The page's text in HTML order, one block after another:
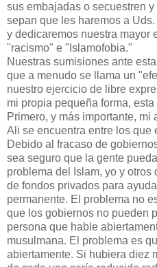
sus embajadas o secuestren
sepan que les haremos a
y dedicaremos nuestra mayor
"racismo" e "Islamofobia."
Nuestras sumisiones ante
que a menudo se llama un
nuestro ejercicio de libre
mi propia pequeña forma,
Primero, y más importante,
Ali se encuentra entre los que
Debido al fracaso de
sea seguro que la gente
problema del Islam, yo y otros
de fondos privados para
permanente. El problema no
que los gobiernos no pueden
persona que hable
musulmana. El problema es
abiertamente. Si hubiera diez